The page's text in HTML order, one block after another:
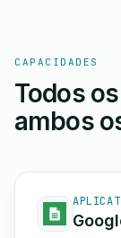
CAPACIDADES
Todos
ambos